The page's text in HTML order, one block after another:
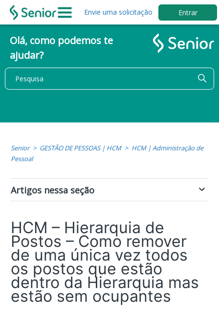
Envie uma solicitação Entrar
Olá, como podemos te
ajudar?
Senior GESTÃO DE PESSOAS | HCM
HCM | Administração de
Pessoal
Artigos nessa seção
HCM – Hierarquia de
Postos – Como remover
de uma única vez todos
os postos que estão
dentro da Hierarquia mas
estão sem ocupantes